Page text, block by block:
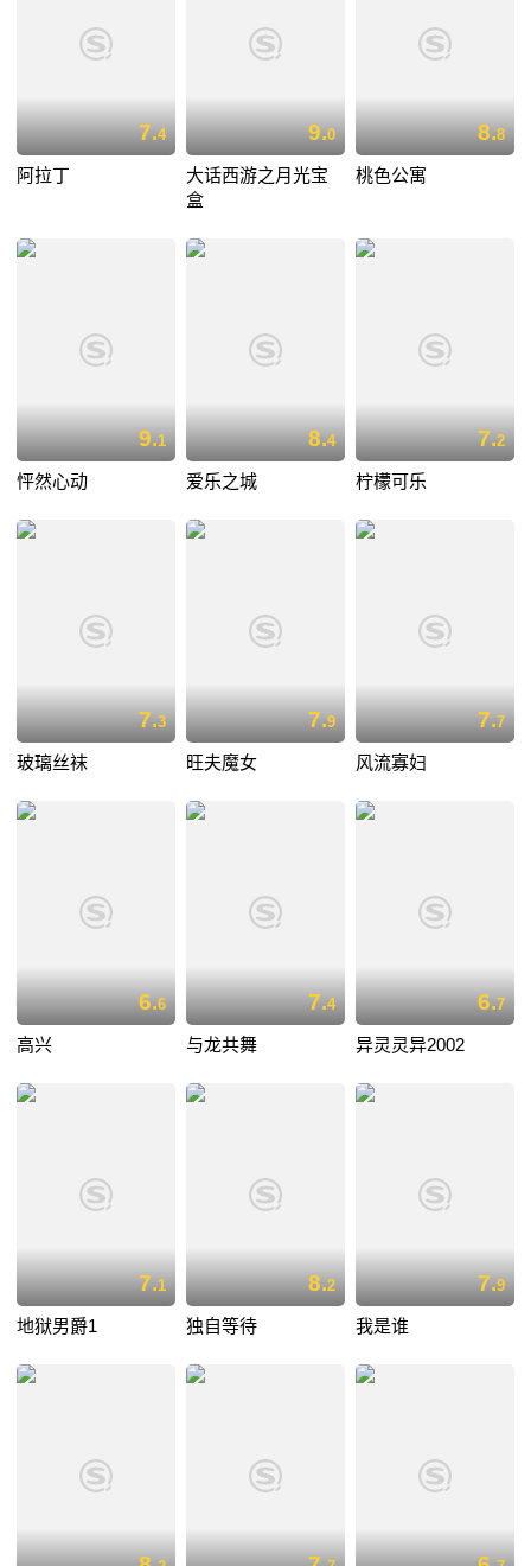
7.4
阿拉丁
9.0
大话西游之月光宝
盒
8.8
桃色公寓
9.1
怦然心动
8.4
爱乐之城
7.2
柠檬可乐
7.3
玻璃丝袜
7.9
旺夫魔女
7.7
风流寡妇
6.6
高兴
7.4
与龙共舞
6.7
异灵灵异2002
7.1
地狱男爵1
8.2
独自等待
7.9
我是谁